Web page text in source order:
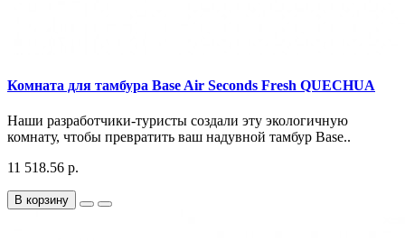
Комната для тамбура Base Air Seconds Fresh QUECHUA
Наши разработчики-туристы создали эту экологичную
комнату, чтобы превратить ваш надувной тамбур Base..
11 518.56 р.
В корзину